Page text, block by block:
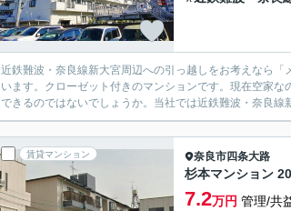
近鉄難波・奈良線新大宮周辺への引っ越しをお考えなら
います。クローゼット付きのマンションです。現在空家
できるのではないでしょうか。当社では近鉄難波・奈良
賃貸マンション 奈良市四条大路
杉本マンション
7.2万円 管理/共